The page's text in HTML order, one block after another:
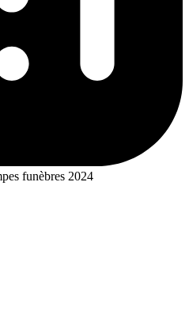
funèbres 2024